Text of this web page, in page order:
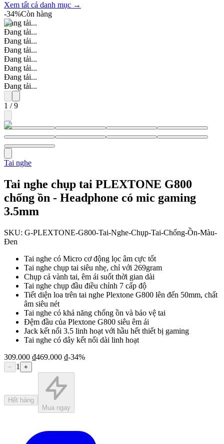
Xem tất cả danh mục →
-34%Còn hàng
Đang tải...
Đang tải...
Đang tải...
Đang tải...
Đang tải...
Đang tải...
Đang tải...
Đang tải...
1 /9
Tai nghe
Tai nghe chụp tai PLEXTONE G800
chống ồn - Headphone có mic gaming
3.5mm
SKU: G-PLEXTONE-G800-Tai-Nghe-Chụp-Tai-Chống-Ồn-Màu-
Đen
Tai nghe có Micro cơ động lọc âm cực tốt
Tai nghe chụp tai siêu nhẹ, chỉ với 269gram
Chụp cả vành tai, êm ái suốt thời gian dài
Tai nghe chụp đầu điều chỉnh 7 cấp độ
Tiết diện loa trên tai nghe Plextone G800 lên đến 50mm, chất
âm siêu nét
Tai nghe có khả năng chống ồn và bảo vệ tai
Đệm đầu của Plextone G800 siêu êm ái
Jack kết nối 3.5 linh hoạt với hầu hết thiết bị gaming
Tai nghe có dây kết nối dài linh hoạt
309.000 ₫469.000 ₫-34%
− 1 +
Hết hàng
Mua ngay